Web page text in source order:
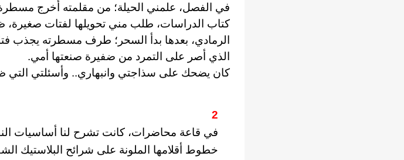
في الفصل، علمني الحيلة؛ من مقلمته أخرج
كتاب الدراسات، طلب مني تحويلها لفتات صغيرة،
الرمادي، بعدها بدأ السحر؛ طرف مسطرته يجذب
الذي أصر على التمرد من ضفيرة صنعتها أمي.
كان يضحك على سذاجتي وانبهاري.. وأسئلتي التي
2
في قاعة محاضرات، كانت تشرح لنا أساسيات
خطوط أقلامها الملونة على شرائح البلاستيك